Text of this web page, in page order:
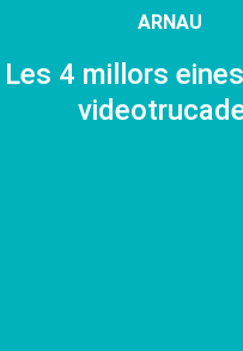
ARNAU
Les 4 millors